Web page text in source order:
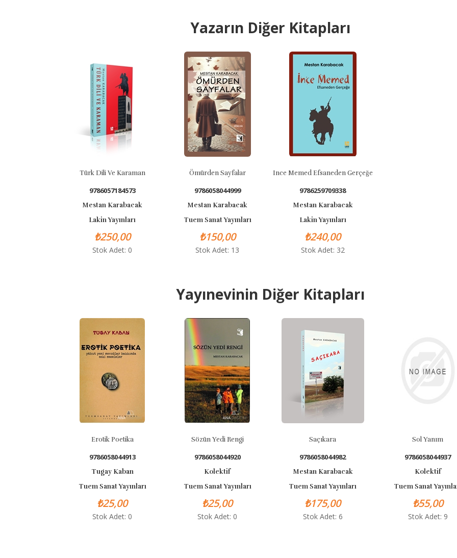
Yazarın Diğer Kitapları
Türk Dili Ve Karaman
9786057184573
Mestan Karabacak
Lakin Yayınları
₺250,00
Stok Adet: 0
Ömürden Sayfalar
9786058044999
Mestan Karabacak
Tuem Sanat Yayınları
₺150,00
Stok Adet: 13
Ince Memed Efsaneden Gerçeğe
9786259709338
Mestan Karabacak
Lakin Yayınları
₺240,00
Stok Adet: 32
Yayınevinin Diğer Kitapları
Erotik Poetika
9786058044913
Tugay Kaban
Tuem Sanat Yayınları
₺25,00
Stok Adet: 0
Sözün Yedi Rengi
9786058044920
Kolektif
Tuem Sanat Yayınları
₺25,00
Stok Adet: 0
Saçıkara
9786058044982
Mestan Karabacak
Tuem Sanat Yayınları
₺175,00
Stok Adet: 6
Sol Yanım
9786058044937
Kolektif
Tuem Sanat Yayınları
₺55,00
Stok Adet: 9